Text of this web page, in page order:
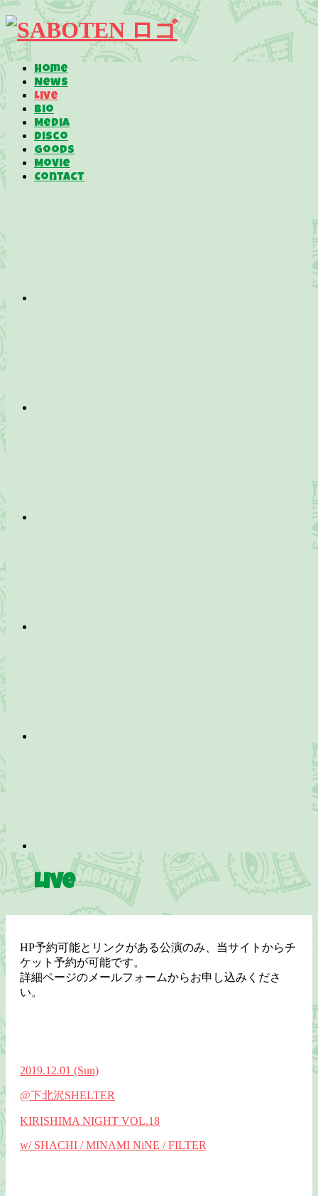
Home
News
Live
Bio
Media
Disco
Goods
Movie
Contact
Live
HP予約可能とリンクがある公演のみ、当サイトからチ
ケット予約が可能です。
詳細ページのメールフォームからお申し込みくださ
い。
2019.12.01 (Sun)
@下北沢SHELTER
KIRISHIMA NIGHT VOL.18
w/ SHACHI / MINAMI NiNE / FILTER